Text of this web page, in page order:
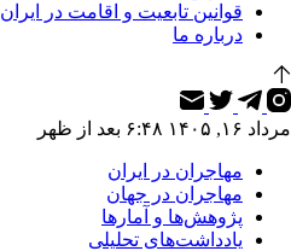
قوانین تابعیت و اقامت در ایران
درباره ما
مرداد ۱۶, ۱۴۰۵ ۶:۴۸ بعد از ظهر
مهاجران در ایران
مهاجران در جهان
پژوهش‌ها و آمارها
یادداشت‌های تحلیلی